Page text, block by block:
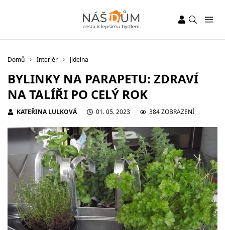
Domů Interiér Jídelna
BYLINKY NA PARAPETU: ZDRAVÍ
NA TALÍŘI PO CELÝ ROK
KATEŘINA LULKOVÁ 01. 05. 2023 384 ZOBRAZENÍ